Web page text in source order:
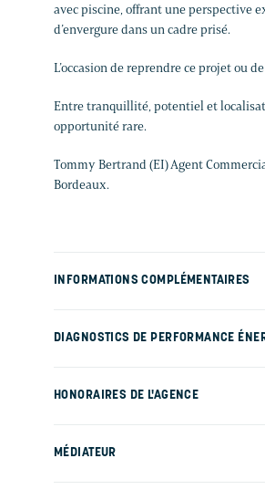
avec piscine, offrant une perspective
d’envergure dans un cadre prisé.
L’occasion de reprendre ce projet ou
Entre tranquillité, potentiel et
opportunité rare.
Tommy Bertrand (EI) Agent
Bordeaux.
INFORMATIONS COMPLÉMENTAIRES
DIAGNOSTICS DE PERFORMANCE
HONORAIRES DE L'AGENCE
MÉDIATEUR